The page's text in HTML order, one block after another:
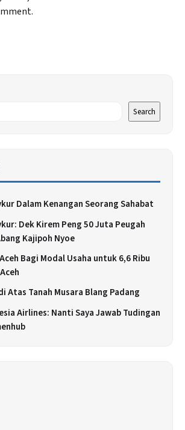
Search
Dalam Kenangan Seorang Sahabat
Dek Kirem Peng 50 Juta Peugah
Kajipoh Nyoe
Bagi Modal Usaha untuk 6,6 Ribu
Atas Tanah Musara Blang Padang
Airlines: Nanti Saya Jawab Tudingan